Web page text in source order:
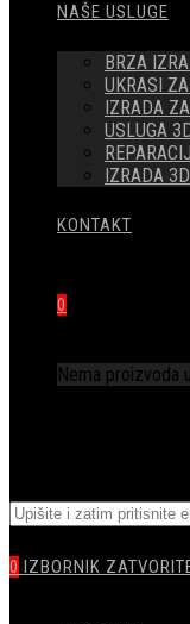
NAŠE USLUGE
BRZA
UKRASI
IZRADA
USLUGA
IZRADA
KONTAKT
0
Nema proizvoda
WEBSITE
Pretražite
ovu
web
stranicu
0 IZBORNIK